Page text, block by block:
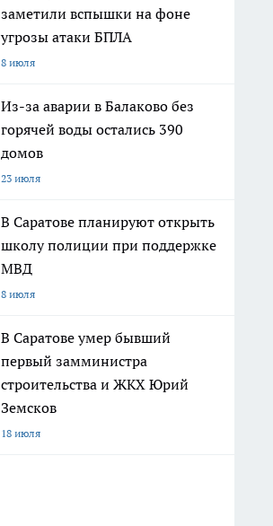
заметили вспышки на фоне
угрозы атаки БПЛА
8 июля
Из-за аварии в Балаково без
горячей воды остались 390
домов
23 июля
В Саратове планируют открыть
школу полиции при поддержке
МВД
8 июля
В Саратове умер бывший
первый замминистра
строительства и ЖКХ Юрий
Земсков
18 июля